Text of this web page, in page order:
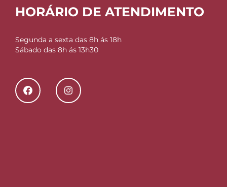
HORÁRIO DE ATENDIMENTO
Segunda a sexta das 8h ás 18h
Sábado das 8h ás 13h30